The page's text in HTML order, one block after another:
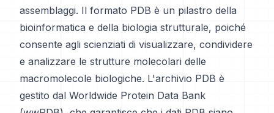
assemblaggi. Il formato PDB è un pilastro della
bioinformatica e della biologia strutturale, poiché
consente agli scienziati di visualizzare, condividere
e analizzare le strutture molecolari delle
macromolecole biologiche. L'archivio PDB è
gestito dal Worldwide Protein Data Bank